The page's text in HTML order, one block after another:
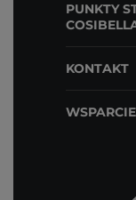
PUNKTY
KONTAKT